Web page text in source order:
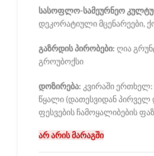
სასოფლო-სამეურნეო
დეკორატიული მცენარეები,
გაზრდის პირობები: ღია
გროუბოქსი
დოზირება: კვირაში
წყალი (დათესვიდან პირველ
ფესვების ჩამოყალიბების
არ არის მარაგში